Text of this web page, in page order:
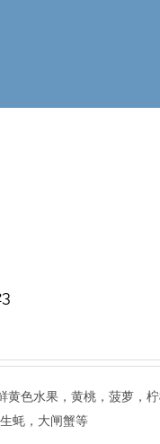
色水果，黄桃，菠萝，
蚝，大闸蟹等